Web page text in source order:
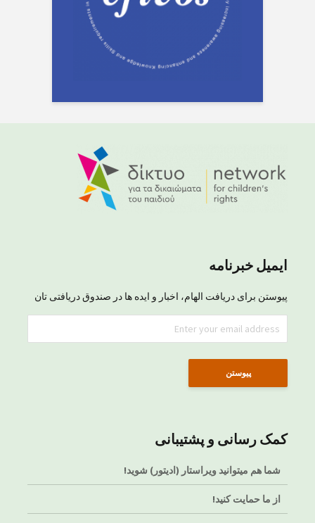
ایمیل خبرنامه
پیوستن برای دریافت الهام، اخبار و ایده ها در صندوق دریافتی تان
کمک رسانی و پشتیبانی
شما هم میتوانید ویراستار (ادیتور) شوید!
از ما حمایت کنید!